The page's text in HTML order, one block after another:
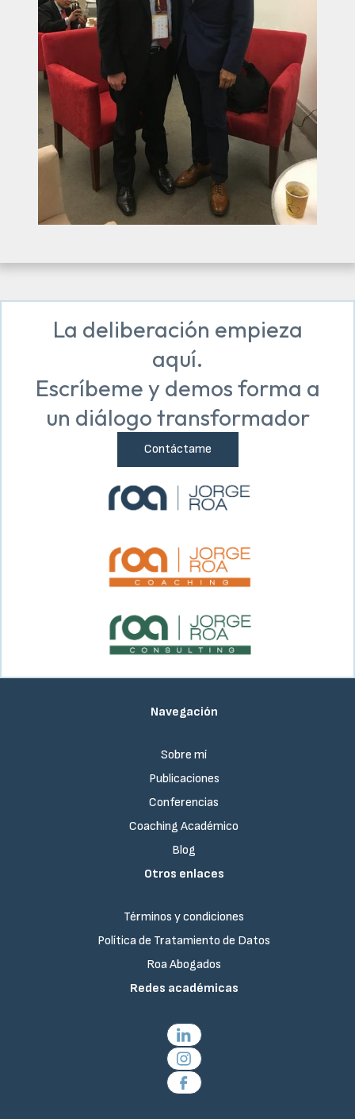
La deliberación empieza
aquí.
Escríbeme y demos forma a
un diálogo transformador
Contáctame
Navegación
Sobre mí
Publicaciones
Conferencias
Coaching Académico
Blog
Otros enlaces
Términos y condiciones
Política de Tratamiento de Datos
Roa Abogados
Redes académicas